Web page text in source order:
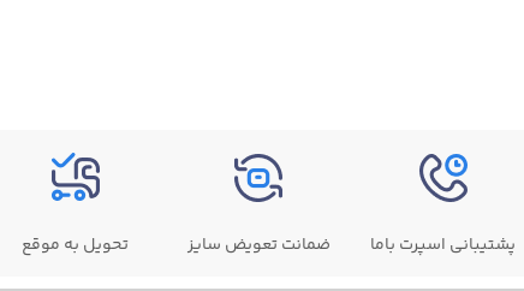
پشتیبانی اسپرت باما ضمانت تعویض سایز تحویل به موقع